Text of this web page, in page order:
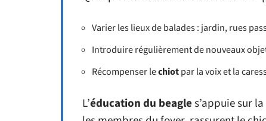
Varier les lieux de balades : jardin, rues
Introduire régulièrement de nouveaux
Récompenser lechiotpar la voix et la
L’éducation du beagles’appuie sur